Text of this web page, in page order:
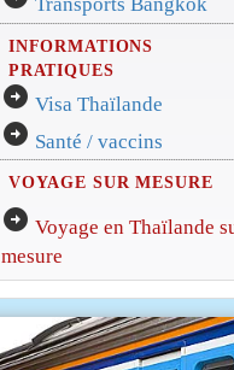
Transports Bangkok
INFORMATIONS
PRATIQUES
arrow_circle_right Visa Thaïlande
arrow_circle_right Santé / vaccins
VOYAGE SUR MESURE
arrow_circle_right Voyage en Thaïlande
mesure